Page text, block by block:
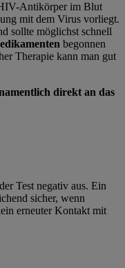
Antikörper im Blut
mit dem Virus vorliegt.
sollte möglichst schnell
begonnen
Therapie kann man gut
direkt an das
Test negativ aus. Ein
sicher, wenn
erneuter Kontakt mit